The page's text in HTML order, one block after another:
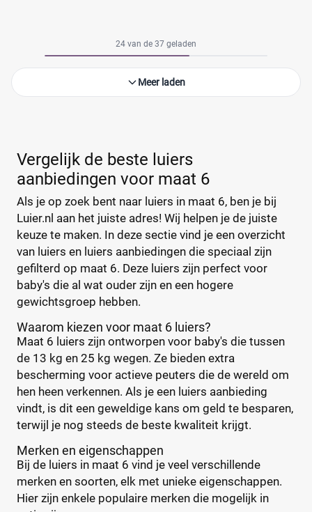
24 van de 37 geladen
Meer laden
Vergelijk de beste luiers
aanbiedingen voor maat 6
Als je op zoek bent naar luiers in maat 6, ben je bij
Luier.nl aan het juiste adres! Wij helpen je de juiste
keuze te maken. In deze sectie vind je een overzicht
van luiers en luiers aanbiedingen die speciaal zijn
gefilterd op maat 6. Deze luiers zijn perfect voor
baby's die al wat ouder zijn en een hogere
gewichtsgroep hebben.
Waarom kiezen voor maat 6 luiers?
Maat 6 luiers zijn ontworpen voor baby's die tussen
de 13 kg en 25 kg wegen. Ze bieden extra
bescherming voor actieve peuters die de wereld om
hen heen verkennen. Als je een luiers aanbieding
vindt, is dit een geweldige kans om geld te besparen,
terwijl je nog steeds de beste kwaliteit krijgt.
Merken en eigenschappen
Bij de luiers in maat 6 vind je veel verschillende
merken en soorten, elk met unieke eigenschappen.
Hier zijn enkele populaire merken die mogelijk in